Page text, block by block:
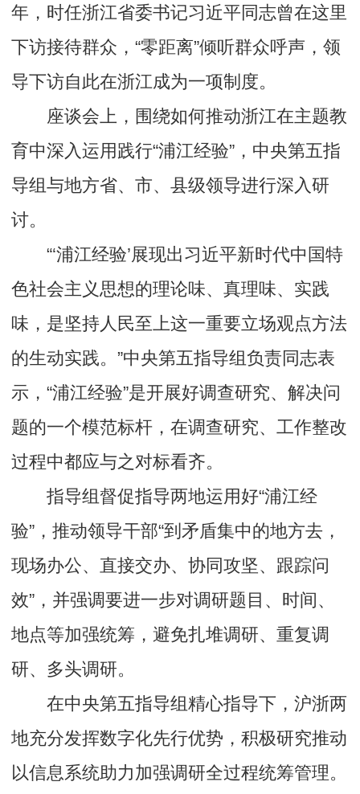
年，时任浙江省委书记习近平同志曾在这里
下访接待群众，“零距离”倾听群众呼声，领
导下访自此在浙江成为一项制度。
座谈会上，围绕如何推动浙江在主题教
育中深入运用践行“浦江经验”，中央第五指
导组与地方省、市、县级领导进行深入研
讨。
“‘浦江经验’展现出习近平新时代中国特
色社会主义思想的理论味、真理味、实践
味，是坚持人民至上这一重要立场观点方法
的生动实践。”中央第五指导组负责同志表
示，“浦江经验”是开展好调查研究、解决问
题的一个模范标杆，在调查研究、工作整改
过程中都应与之对标看齐。
指导组督促指导两地运用好“浦江经
验”，推动领导干部“到矛盾集中的地方去，
现场办公、直接交办、协同攻坚、跟踪问
效”，并强调要进一步对调研题目、时间、
地点等加强统筹，避免扎堆调研、重复调
研、多头调研。
在中央第五指导组精心指导下，沪浙两
地充分发挥数字化先行优势，积极研究推动
以信息系统助力加强调研全过程统筹管理。